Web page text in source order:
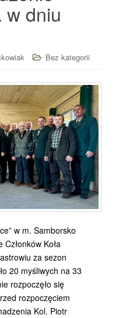
w dniu
Bez kategorii
w m. Samborsko
Koła
za sezon
20 myśliwych na 33
rozpoczęło się
rozpoczęciem
Kol. Piotr